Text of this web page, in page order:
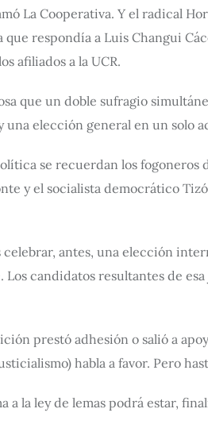
La Cooperativa. Y el radical
respondía a Luis Changui
afiliados a la UCR.
que un doble sufragio
una elección general en un solo
se recuerdan los
y el socialista democrático
antes, una elección
candidatos resultantes de
prestó adhesión o salió a
habla a favor. Pero
a la ley de lemas podrá estar,